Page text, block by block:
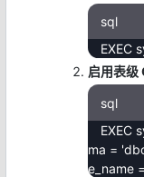
sql
EXEC
启用表级
sql
EXEC
ma =
e_name